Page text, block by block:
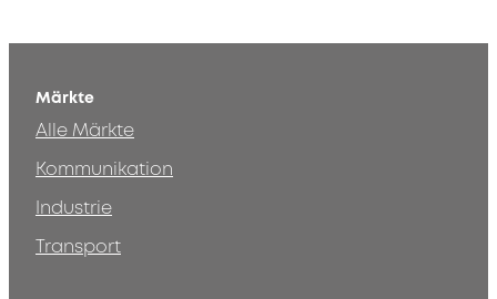
Märkte
Alle Märkte
Kommunikation
Industrie
Transport